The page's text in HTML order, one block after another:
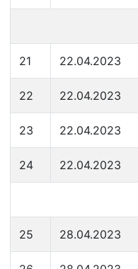
21 22.04.2023
22 22.04.2023
23 22.04.2023
24 22.04.2023
25 28.04.2023